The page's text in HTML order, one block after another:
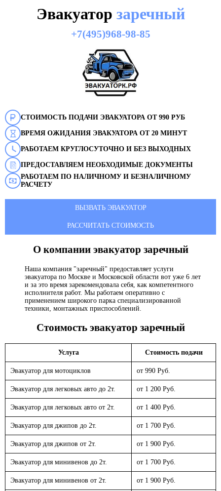
Эвакуатор заречный
+7(495)968-98-85
СТОИМОСТЬ ПОДАЧИ ЭВАКУАТОРА ОТ 990 РУБ
ВРЕМЯ ОЖИДАНИЯ ЭВАКУАТОРА ОТ 20 МИНУТ
РАБОТАЕМ КРУГЛОСУТОЧНО И БЕЗ ВЫХОДНЫХ
ПРЕДОСТАВЛЯЕМ НЕОБХОДИМЫЕ ДОКУМЕНТЫ
РАБОТАЕМ ПО НАЛИЧНОМУ И БЕЗНАЛИЧНОМУ
РАСЧЕТУ
ВЫЗВАТЬ ЭВАКУАТОР
РАССЧИТАТЬ СТОИМОСТЬ
О компании эвакуатор заречный
Наша компания "заречный" предоставляет услуги
эвакуатора по Москве и Московской области вот уже 6 лет
и за это время зарекомендовала себя, как компетентного
исполнителя работ. Мы работаем оперативно с
применением широкого парка специализированной
техники, монтажных приспособлений.
Стоимость эвакуатор заречный
Услуга Стоимость подачи
Эвакуатор для мотоциклов от 990 Руб.
Эвакуатор для легковых авто до 2т. от 1 200 Руб.
Эвакуатор для легковых авто от 2т. от 1 400 Руб.
Эвакуатор для джипов до 2т. от 1 700 Руб.
Эвакуатор для джипов от 2т. от 1 900 Руб.
Эвакуатор для минивенов до 2т. от 1 700 Руб.
Эвакуатор для минивенов от 2т. от 1 900 Руб.